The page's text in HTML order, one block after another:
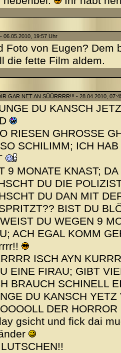
06.05.2010, 19:57 Uhr
Foto von Eugen? Dem
die fette Film aldem.
GAR NET AN SÜÜRRRR!!! - 28.04.2010,
DU KANSCH
RIESEN GHROSSE
SCHILIMM; ICH
9 MONATE KNAST;
DU DIE
DU DAN MIT
BIST DU
DU WEGEN 9
ACH EGAL KOMM
ISCH AYN
EINE FIRAU; GIBT
BRAUCH SCHINELL
DU KANSCH
DER HORROR
gsicht und fick dai